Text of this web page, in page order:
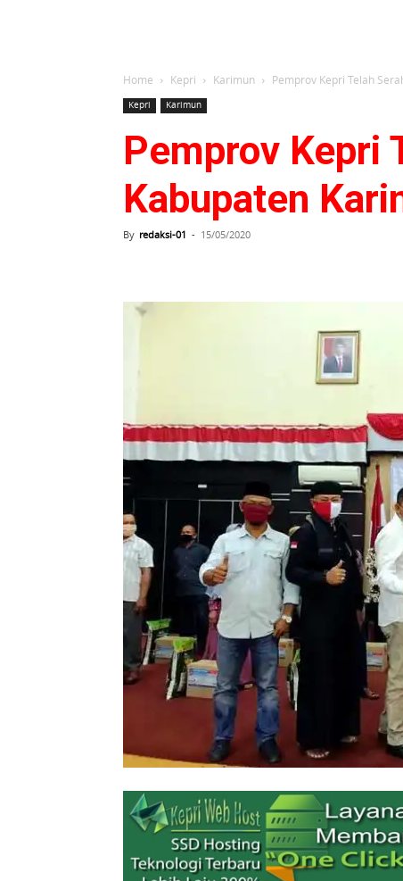
Home Kepri Karimun Pemprov Kepri Telah
Kepri Karimun
Pemprov Kepri
Kabupaten
By redaksi-01 - 15/05/2020